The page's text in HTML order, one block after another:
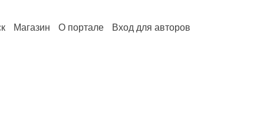
Магазин О портале Вход для авторов